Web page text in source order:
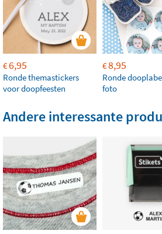
€6,95
Ronde themastickers
voor doopfeesten
€8,95
Ronde
foto
Andere interessante